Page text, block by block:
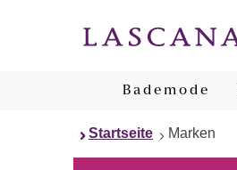
Bademode
Startseite Marken